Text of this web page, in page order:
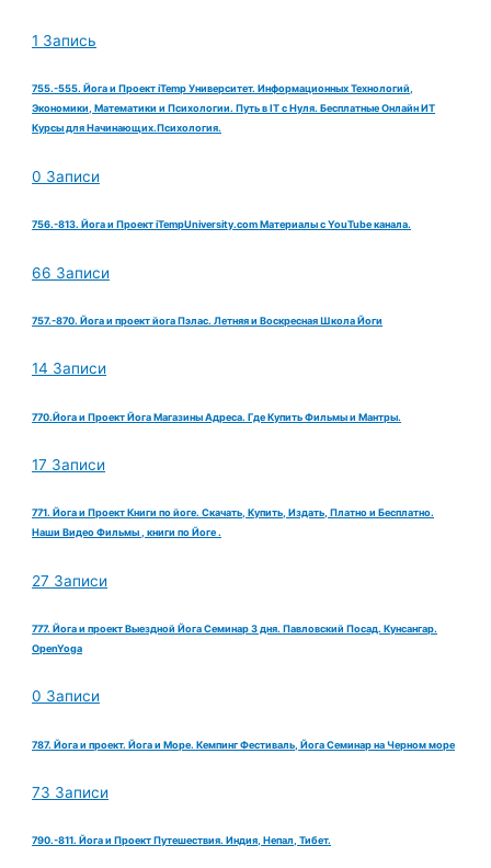
1 Запись
755.-555. Йога и Проект iTemp Университет. Информационных Технологий,
Экономики, Математики и Психологии. Путь в IT с Нуля. Бесплатные Онлайн ИТ
Курсы для Начинающих.Психология.
0 Записи
756.-813. Йога и Проект iTempUniversity.com Материалы с YouTube канала.
66 Записи
757.-870. Йога и проект йога Пэлас. Летняя и Воскресная Школа Йоги
14 Записи
770.Йога и Проект Йога Магазины Адреса. Где Купить Фильмы и Мантры.
17 Записи
771. Йога и Проект Книги по йоге. Скачать, Купить, Издать, Платно и Бесплатно.
Наши Видео Фильмы , книги по Йоге .
27 Записи
777. Йога и проект Выездной Йога Семинар 3 дня. Павловский Посад. Кунсангар.
OpenYoga
0 Записи
787. Йога и проект. Йога и Море. Кемпинг Фестиваль, Йога Семинар на Черном море
73 Записи
790.-811. Йога и Проект Путешествия. Индия, Непал, Тибет.